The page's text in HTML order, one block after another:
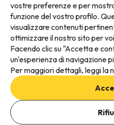
Aggiungi date per verificare la
Metodi di pagamento disponibili
Termini e condizioni generali
Protezione dei dati
Informativa sui cookie
vostre preferenze e per
funzione del vostro profilo.
visualizzare contenuti
ottimizzare il nostro sito per
Facendo clic su "Accetta e
un'esperienza di navigazione
Per maggiori dettagli, leggi la